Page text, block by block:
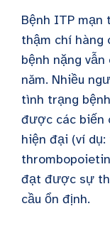
Bệnh ITP mạn
thậm chí hàng
bệnh nặng
năm. Nhiều
tình trạng
được các biến
hiện đại (ví
đạt được sự
cầu ổn định.